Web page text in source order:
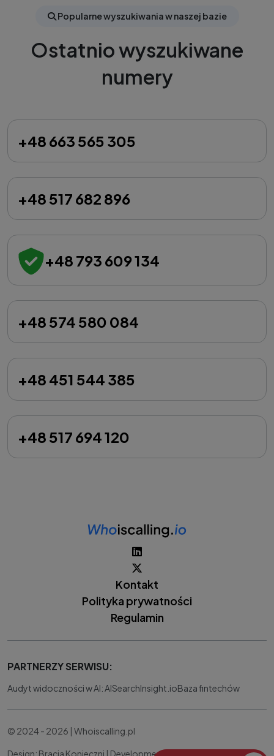
Popularne wyszukiwania w naszej bazie
Ostatnio wyszukiwane
numery
+48 663 565 305
+48 517 682 896
+48 793 609 134
+48 574 580 084
+48 451 544 385
+48 517 694 120
Kontakt
Polityka prywatności
Regulamin
PARTNERZY SERWISU:
Audyt widoczności w AI: AISearchInsight.ioBaza fintechów
© 2024 - 2026 | Whoiscalling.pl
Design: Bracia Konieczni | Development: